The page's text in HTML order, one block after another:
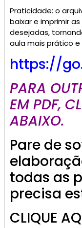
Praticidade: o
baixar e imprimir
desejadas,
aula mais prático e
https://
PARA
EM PDF,
ABAIXO.
Pare de
todas as
precisa
CLIQUE